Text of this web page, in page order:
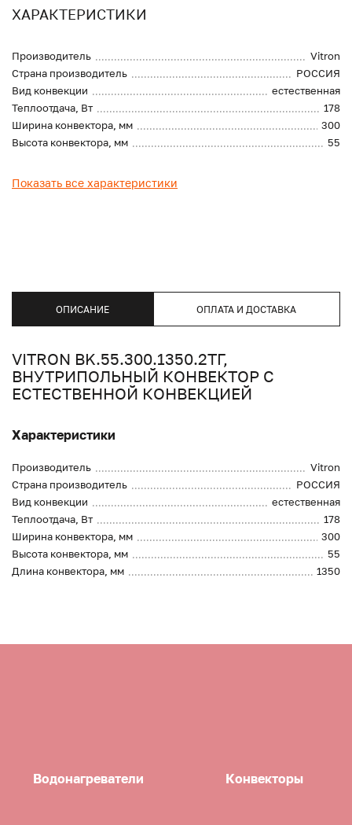
ХАРАКТЕРИСТИКИ
Производитель
Vitron
Страна производитель
РОССИЯ
Вид конвекции
естественная
Теплоотдача, Вт
178
Ширина конвектора, мм
300
Высота конвектора, мм
55
Показать все характеристики
ОПИСАНИЕ ОПЛАТА И ДОСТАВКА
VITRON BK.55.300.1350.2ТГ,
ВНУТРИПОЛЬНЫЙ КОНВЕКТОР С
ЕСТЕСТВЕННОЙ КОНВЕКЦИЕЙ
Характеристики
Производитель
Vitron
Страна производитель
РОССИЯ
Вид конвекции
естественная
Теплоотдача, Вт
178
Ширина конвектора, мм
300
Высота конвектора, мм
55
Длина конвектора, мм
1350
Водонагреватели Конвекторы